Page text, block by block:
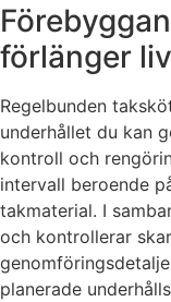
förlänger
Regelbunden
underhållet du kan
kontroll och
intervall beroende
takmaterial. I
och kontrollerar
planerade